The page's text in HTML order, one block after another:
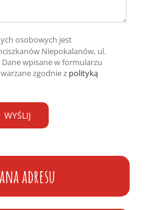
osobowych jest
Niepokalanów, ul.
Dane wpisane w formularzu
zgodnie z polityką
adresu